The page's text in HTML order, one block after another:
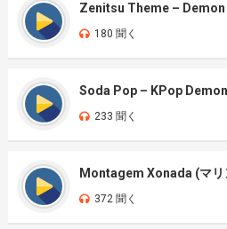
Zenitsu Theme – Demon
180 聞く
Soda Pop – KPop
233 聞く
Montagem Xonada (マリ
372 聞く